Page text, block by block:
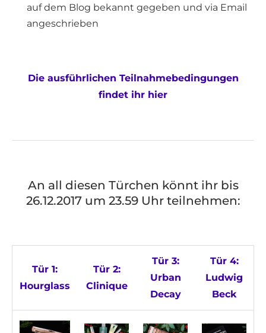
auf dem Blog bekannt gegeben und via Email
angeschrieben
Die ausführlichen Teilnahmebedingungen
findet ihr hier
An all diesen Türchen könnt ihr bis
26.12.2017 um 23.59 Uhr teilnehmen:
Tür 1:
Hourglass
Tür 2:
Clinique
Tür 3:
Urban
Decay
Tür 4:
Ludwig
Beck